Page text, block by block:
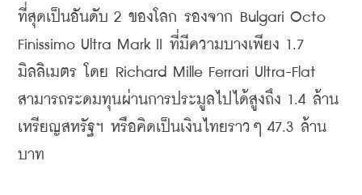
ที่สุดเป็นอันดับ 2 ของโลก รองจาก Bulgari Octo
Finissimo Ultra Mark II ที่มีความบางเพียง 1.7
มิลลิเมตร โดย Richard Mille Ferrari Ultra-Flat
สามารถระดมทุนผ่านการประมูลไปได้สูงถึง 1.4 ล้าน
เหรียญสหรัฐฯ หรือคิดเป็นเงินไทยราวๆ 47.3 ล้าน
บาท